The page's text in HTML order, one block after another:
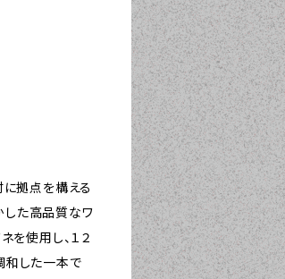
に拠点を構える
した高品質なワ
を使用し、１２
和した一本で